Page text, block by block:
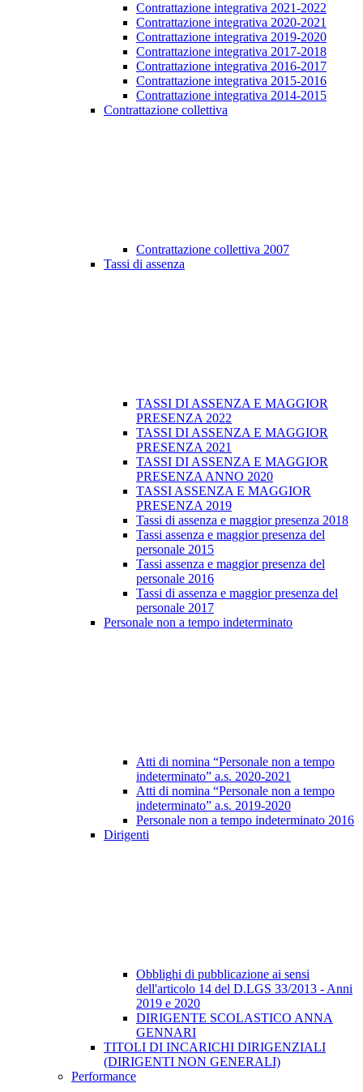
Contrattazione integrativa 2021-2022
Contrattazione integrativa 2020-2021
Contrattazione integrativa 2019-2020
Contrattazione integrativa 2017-2018
Contrattazione integrativa 2016-2017
Contrattazione integrativa 2015-2016
Contrattazione integrativa 2014-2015
Contrattazione collettiva
Contrattazione collettiva 2007
Tassi di assenza
TASSI DI ASSENZA E MAGGIOR
PRESENZA 2022
TASSI DI ASSENZA E MAGGIOR
PRESENZA 2021
TASSI DI ASSENZA E MAGGIOR
PRESENZA ANNO 2020
TASSI ASSENZA E MAGGIOR
PRESENZA 2019
Tassi di assenza e maggior presenza 2018
Tassi assenza e maggior presenza del
personale 2015
Tassi assenza e maggior presenza del
personale 2016
Tassi di assenza e maggior presenza del
personale 2017
Personale non a tempo indeterminato
Atti di nomina “Personale non a tempo
indeterminato” a.s. 2020-2021
Atti di nomina “Personale non a tempo
indeterminato” a.s. 2019-2020
Personale non a tempo indeterminato 2016
Dirigenti
Obblighi di pubblicazione ai sensi
dell'articolo 14 del D.LGS 33/2013 - Anni
2019 e 2020
DIRIGENTE SCOLASTICO ANNA
GENNARI
TITOLI DI INCARICHI DIRIGENZIALI
(DIRIGENTI NON GENERALI)
Performance